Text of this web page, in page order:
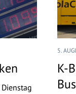
5.
K-